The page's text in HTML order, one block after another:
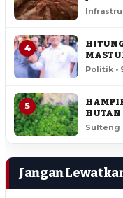
4
Politik •
5
HUTAN
Sulteng
Jangan